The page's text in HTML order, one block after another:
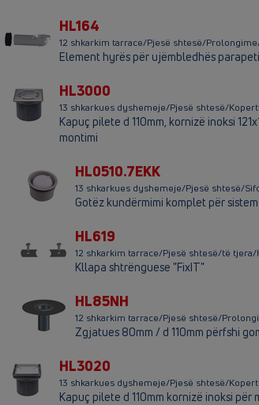
HL164
12 shkarkim tarrace/Pjesë shtesë/Prolongime/
Element hyrës për ujëmbledhës
HL3000
13 shkarkues dyshemeje/Pjesë shtesë/
Kapuç pilete d 110mm, kornizë inoksi
montimi
HL0510.7EKK
13 shkarkues dyshemeje/Pjesë shtesë/
Gotëz kundërmimi komplet për
HL619
12 shkarkim tarrace/Pjesë shtesë/të tjera/
Kllapa shtrënguese "FixIT"
HL85NH
12 shkarkim tarrace/Pjesë shtesë/
Zgjatues 80mm / d 110mm përfshi
HL3020
13 shkarkues dyshemeje/Pjesë shtesë/
Kapuç pilete d 110mm kornizë inoksi për